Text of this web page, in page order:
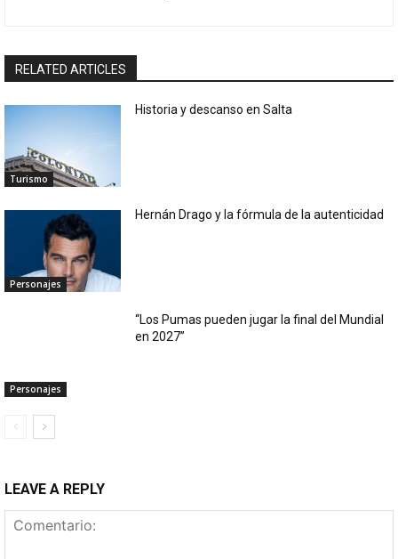
RELATED ARTICLES
Turismo
Historia y descanso en Salta
Personajes
Hernán Drago y la fórmula de la autenticidad
Personajes
“Los Pumas pueden jugar la final del Mundial
en 2027”
LEAVE A REPLY